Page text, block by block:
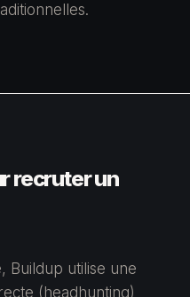
recruter un
Buildup utilise une
(headhunting)